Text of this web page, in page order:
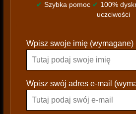
✔ Szybka pomoc ✔ 100%
uczciwości
l
a
s
Wpisz swoje imię (wymagane)
Wpisz swój adres e-mail